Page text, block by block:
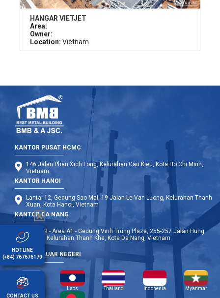
HANGAR VIETJET
Area:
Owner:
Location: Vietnam
KANTOR PUSAT HCMC
146 Jalan Phan Xich Long, Kelurahan Cau Kieu, Kota Ho Chi Minh,
Vietnam
KANTOR HANOI
Lantai 12, Gedung Sao Mai, 19 Jalan Le Van Luong, Kelurahan Thanh
Xuan, Kota Hanoi, Vietnam
KANTOR DA NANG
Lantai 9 - Area A1 - Gedung Vinh Trung Plaza, 255-257 Jalan Hung
Vuong, Kelurahan Thanh Khe, Kota Da Nang, Vietnam
CABANG LUAR NEGERI
Kamboja Laos Thailand Indonesia Myanmar
HOTLINE
(+84) 767676170
CONTACT US